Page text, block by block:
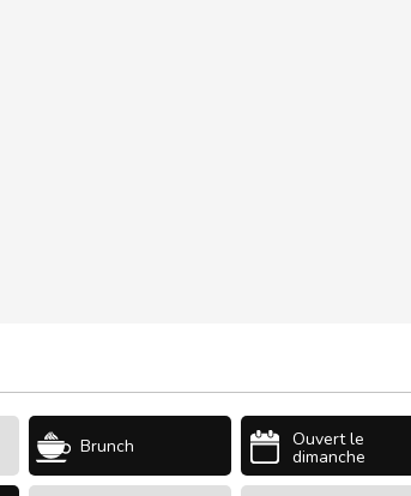
Brunch Ouvert le
dimanche